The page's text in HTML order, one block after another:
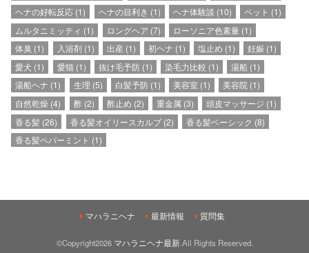
ヘナの好転反応 (1) ヘナの目利き (1) ヘナ体験談 (10) ペット (1)
ムルタニミッティ (1) ロングヘア (7) ローソニア色素量(1)
体臭 (1) 入浴剤(1) 出産(1) 初ヘナ (1) 塩止め (1) 妊娠 (1)
愛犬 (1) 愛猫(1) 抜け毛予防(1) 染毛力比較 (1) 湯船 (1)
湯船ヘナ (1) 生理 (5) 白髪予防(1) 美容室 (1) 美容院 (1)
自然乾燥 (4) 酢(2) 酢止め (2) 重金属 (3) 頭皮マッサージ (1)
香る髪 (26) 香る髪オイリースカルプ(2) 香る髪ベーシック (8)
香る髪ペパーミント (1)
マハラニヘナ 最新情報 質問集
©Copyright2026 マハラニヘナ最新.All Rights Reserved.